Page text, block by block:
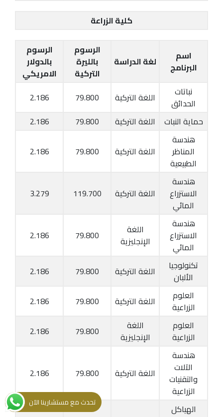
كلية الزراعة
اسم
البرنامج
لغة الدراسة
الرسوم
بالليرة
التركية
الرسوم
بالدولار
الامريكي
نباتات
الحدائق
اللغة التركية 79.800
2.186
حماية النبات
اللغة التركية 79.800
2.186
هندسة
المناظر
الطبيعية
اللغة التركية 79.800
2.186
هندسة
الاستزراع
المائي
اللغة التركية 119.700
3.279
هندسة
الاستزراع
المائي
اللغة
الإنجليزية
79.800
2.186
تكنولوجيا
الألبان
اللغة التركية 79.800
2.186
العلوم
الزراعية
اللغة التركية 79.800
2.186
العلوم
الزراعية
اللغة
الإنجليزية
79.800
2.186
هندسة
الآلات
والتقنيات
الزراعية
اللغة التركية 79.800
2.186
الهياكل
تحدث مع مستشارينا الآن